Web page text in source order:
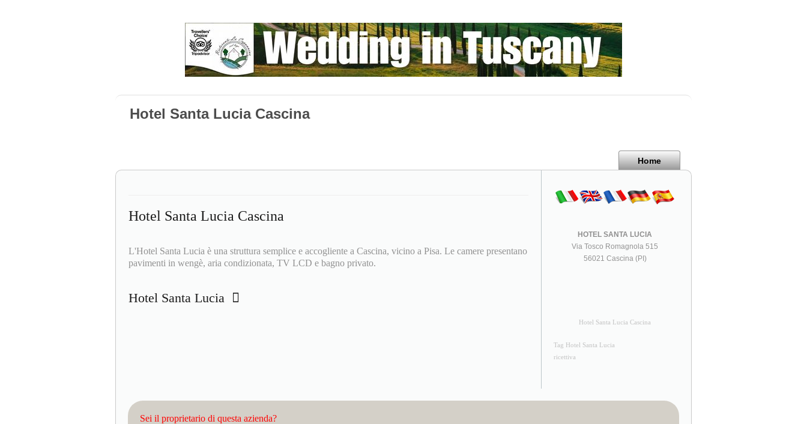
Hotel Santa Lucia Cascina
Home
Hotel Santa Lucia Cascina
L'Hotel Santa Lucia è una struttura semplice e accogliente a Cascina, vicino a Pisa. Le camere presentano
pavimenti in wengè, aria condizionata, TV LCD e bagno privato.
Hotel Santa Lucia
HOTEL SANTA LUCIA
Via Tosco Romagnola 515
56021 Cascina (PI)
Hotel Santa Lucia Cascina
Tag Hotel Santa Lucia
ricettiva
Sei il proprietario di questa azienda?